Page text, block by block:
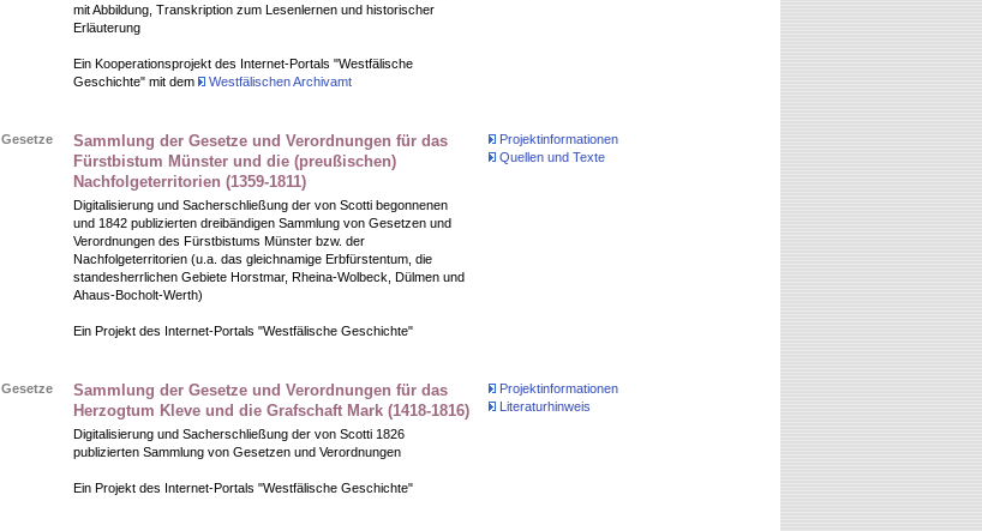
mit Abbildung, Transkription zum Lesenlernen und historischer
Erläuterung
Ein Kooperationsprojekt des Internet-Portals "Westfälische
Geschichte" mit dem
Westfälischen Archivamt
Gesetze
Sammlung der Gesetze und Verordnungen für das
Fürstbistum Münster und die (preußischen)
Nachfolgeterritorien (1359-1811)
Digitalisierung und Sacherschließung der von Scotti begonnenen
und 1842 publizierten dreibändigen Sammlung von Gesetzen und
Verordnungen des Fürstbistums Münster bzw. der
Nachfolgeterritorien (u.a. das gleichnamige Erbfürstentum, die
standesherrlichen Gebiete Horstmar, Rheina-Wolbeck, Dülmen und
Ahaus-Bocholt-Werth)
Ein Projekt des Internet-Portals "Westfälische Geschichte"
Projektinformationen
Quellen und Texte
Gesetze
Sammlung der Gesetze und Verordnungen für das
Herzogtum Kleve und die Grafschaft Mark (1418-1816)
Digitalisierung und Sacherschließung der von Scotti 1826
publizierten Sammlung von Gesetzen und Verordnungen
Ein Projekt des Internet-Portals "Westfälische Geschichte"
Projektinformationen
Literaturhinweis